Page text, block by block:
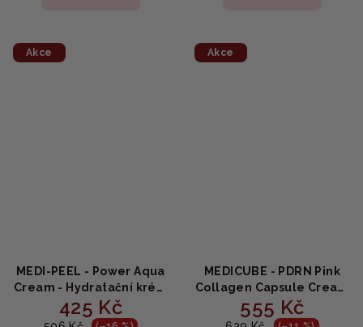
Akce
MEDI-PEEL - Power Aqua
Cream - Hydratační krém
na obličej 50g
425 Kč
Akce
MEDICUBE - PDRN Pink
Collagen Capsule Cream
- Rozjasňující gelový
krém s niacinamidem a
555 Kč